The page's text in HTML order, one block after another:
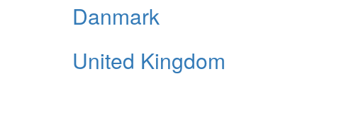
Danmark
United Kingdom